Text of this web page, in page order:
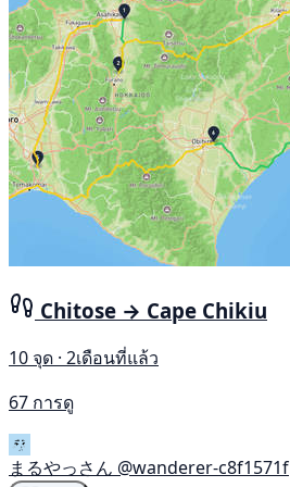
Chitose → Cape Chikiu
10 จุด · 2เดือนที่แล้ว
67 การดู
まるやっさん @wanderer-c8f1571f